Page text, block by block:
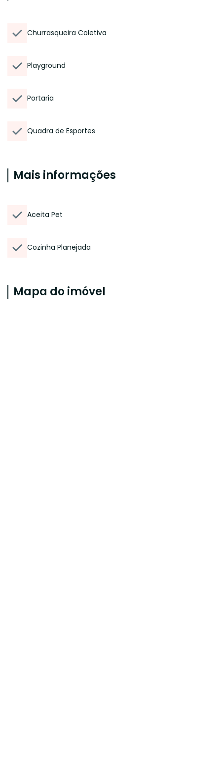
Churrasqueira Coletiva
Playground
Portaria
Quadra de Esportes
Mais informações
Aceita Pet
Cozinha Planejada
Mapa do imóvel